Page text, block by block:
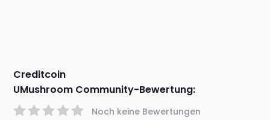
Creditcoin
UMushroom Community-Bewertung:
Noch keine Bewertungen